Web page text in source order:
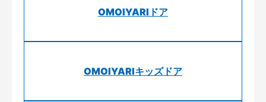
OMOIYARIドア
OMOIYARIキッズドア